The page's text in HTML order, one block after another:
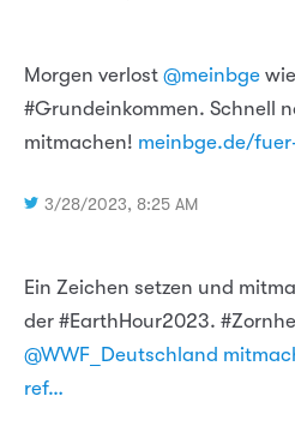
Morgen verlost @meinbge
#Grundeinkommen. Schnell
mitmachen! meinbge.de/
3/28/2023, 8:25 AM
Ein Zeichen setzen und
der #EarthHour2023.
@WWF_Deutschland
ref…